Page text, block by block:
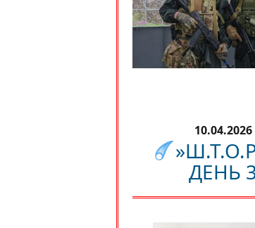
10.04.2026
ДЕНЬ